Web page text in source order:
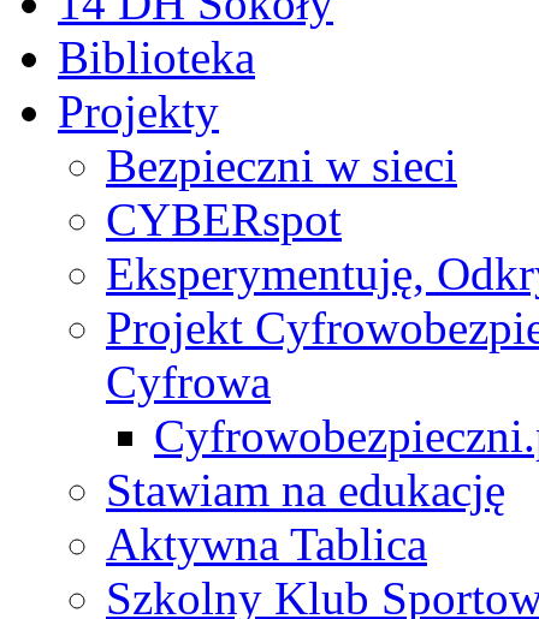
Biblioteka
Projekty
Bezpieczni w sieci
CYBERspot
Eksperymentuję,
Projekt
Cyfrowa
Stawiam na edukację
Aktywna Tablica
Szkolny Klub